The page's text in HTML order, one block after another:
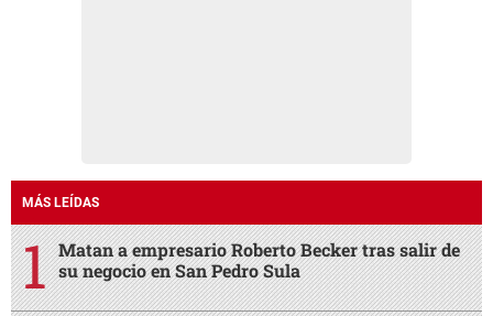
MÁS LEÍDAS
Matan a empresario Roberto Becker tras salir de
su negocio en San Pedro Sula